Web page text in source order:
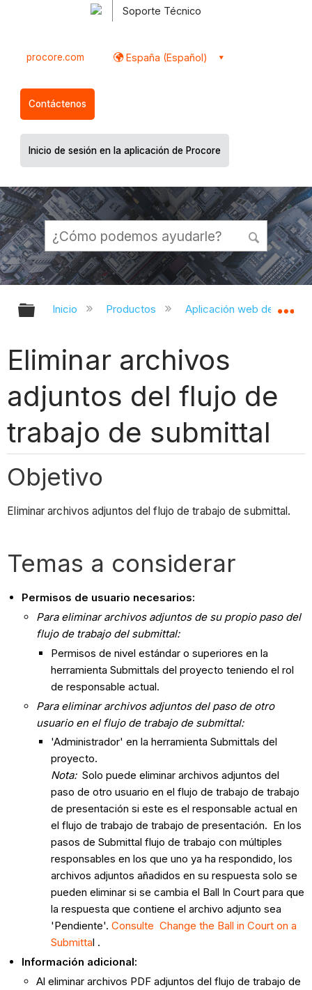
Soporte Técnico
procore.com España (Español)
Contáctenos
Inicio de sesión en la aplicación de Procore
Expandir/contraer jerarquía global
Inicio Productos Aplicación web de
Eliminar archivos
adjuntos del flujo de
trabajo de submittal
Objetivo
Eliminar archivos adjuntos del flujo de trabajo de submittal.
Temas a considerar
Permisos de usuario necesarios:
Para eliminar archivos adjuntos de su propio paso del
flujo de trabajo del submittal:
Permisos de nivel estándar o superiores en la
herramienta Submittals del proyecto teniendo el rol
de responsable actual.
Para eliminar archivos adjuntos del paso de otro
usuario en el flujo de trabajo de submittal:
'Administrador' en la herramienta Submittals del
proyecto.
Nota:Solo puede eliminar archivos adjuntos del
paso de otro usuario en el flujo de trabajo de trabajo
de presentación si este es el responsable actual en
el flujo de trabajo de trabajo de presentación. En los
pasos de Submittal flujo de trabajo con múltiples
responsables en los que uno ya ha respondido, los
archivos adjuntos añadidos en su respuesta solo se
pueden eliminar si se cambia el Ball In Court para que
la respuesta que contiene el archivo adjunto sea
'Pendiente'.Consulte Change the Ball in Court on a
Submittal .
Información adicional:
Al eliminar archivos PDF adjuntos del flujo de trabajo de